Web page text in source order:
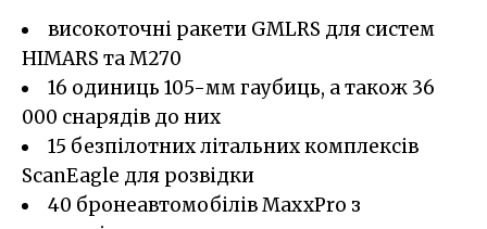
високоточні ракети GMLRS для систем
HIMARS та M270
16 одиниць 105-мм гаубиць, а також 36
000 снарядів до них
15 безпілотних літальних комплексів
ScanEagle для розвідки
40 бронеавтомобілів MaxxPro з